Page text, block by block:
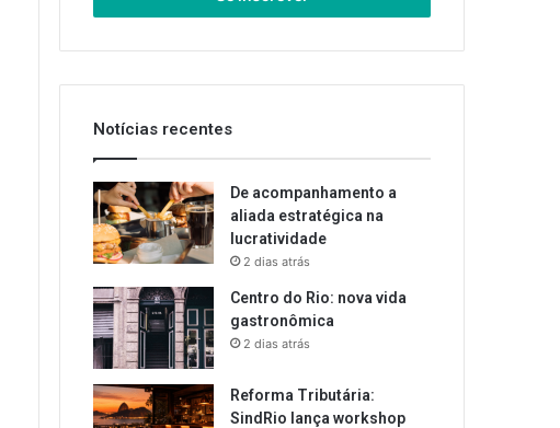
de
Notícias recentes
De acompanhamento a
aliada estratégica na
lucratividade
2 dias atrás
Centro do Rio: nova vida
gastronômica
2 dias atrás
Reforma Tributária:
SindRio lança workshop